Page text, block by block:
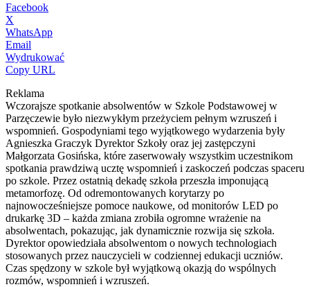
Facebook
X
WhatsApp
Email
Wydrukować
Copy URL
Reklama
Wczorajsze spotkanie absolwentów w Szkole Podstawowej w
Parzęczewie było niezwykłym przeżyciem pełnym wzruszeń i
wspomnień. Gospodyniami tego wyjątkowego wydarzenia były
Agnieszka Graczyk Dyrektor Szkoły oraz jej zastępczyni
Małgorzata Gosińska, które zaserwowały wszystkim uczestnikom
spotkania prawdziwą ucztę wspomnień i zaskoczeń podczas spaceru
po szkole. Przez ostatnią dekadę szkoła przeszła imponującą
metamorfozę. Od odremontowanych korytarzy po
najnowocześniejsze pomoce naukowe, od monitorów LED po
drukarkę 3D – każda zmiana zrobiła ogromne wrażenie na
absolwentach, pokazując, jak dynamicznie rozwija się szkoła.
Dyrektor opowiedziała absolwentom o nowych technologiach
stosowanych przez nauczycieli w codziennej edukacji uczniów. ‍‍
Czas spędzony w szkole był wyjątkową okazją do wspólnych
rozmów, wspomnień i wzruszeń.